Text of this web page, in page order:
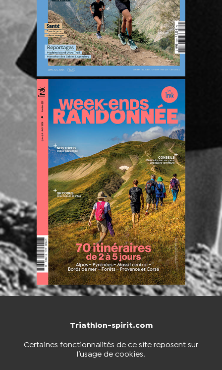
Triathlon-spirit.com
Certaines fonctionnalités de ce site reposent sur
l’usage de cookies.
NOUS CONTACTER BOUTIQUE